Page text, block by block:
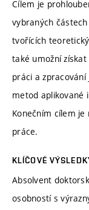
Cílem je
vybraných
tvořících
také umožní
práci a
metod aplikované
Konečním cílem
práce.
KLÍČOVÉ
Absolvent
osobností s